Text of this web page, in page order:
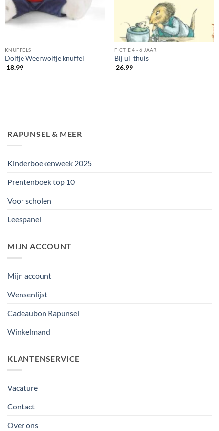
KNUFFELS
Dolfje Weerwolfje knuffel
18.99
FICTIE 4 - 6 JAAR
Bij uil thuis
26.99
RAPUNSEL & MEER
Kinderboekenweek 2025
Prentenboek top 10
Voor scholen
Leespanel
MIJN ACCOUNT
Mijn account
Wensenlijst
Cadeaubon Rapunsel
Winkelmand
KLANTENSERVICE
Vacature
Contact
Over ons